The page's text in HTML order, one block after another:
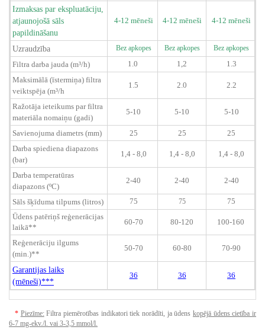
Izmaksas par ekspluatāciju,
atjaunojošā sāls
papildināšanu
4-12 mēneši 4-12 mēneši 4-12 mēneši
Uzraudzība Bez apkopes Bez apkopes Bez apkopes
Filtra darba jauda (m³/h) 1.0 1,2
1.3
Maksimālā (īstermiņa) filtra
veiktspēja (m³/h
1.5 2.0 2.2
Ražotāja ieteikums par filtra
materiāla nomaiņu (gadi)
5-10 5-10 5-10
Savienojuma diametrs (mm) 25 25
25
Darba spiediena diapazons
(bar)
1,4 - 8,0 1,4 - 8,0 1,4 - 8,0
Darba temperatūras
diapazons (ºC)
2-40 2-40 2-40
Sāls šķīduma tilpums (litros) 75 75
75
Ūdens patēriņš reģenerācijas
laikā**
60-70 80-120 100-160
Reģenerāciju ilgums
(min.)**
50-70 60-80 70-90
Garantijas laiks
(mēneši)***
36 36 36
* Piezīme:Filtra piemērotības indikatori tiek norādīti, ja ūdenskopējā ūdens cietība ir
6-7 mg-ekv./l. vai 3-3,5 mmol/l.